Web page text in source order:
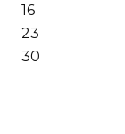
16
23
30